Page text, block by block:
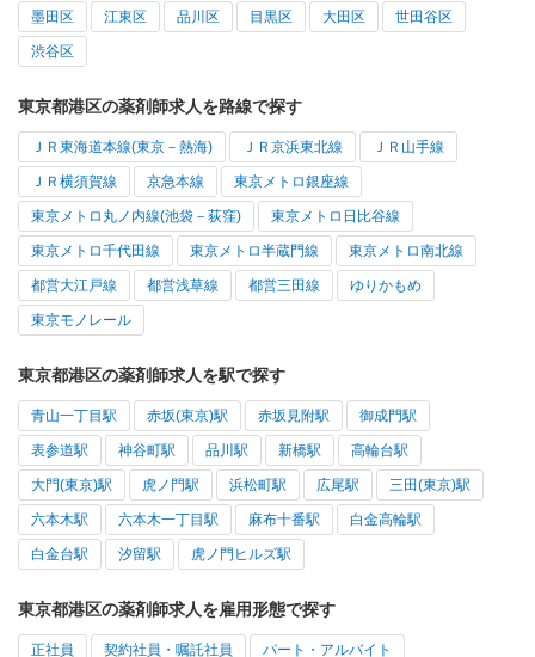
墨田区 江東区 品川区 目黒区 大田区 世田谷区
渋谷区
東京都港区の薬剤師求人を路線で探す
ＪＲ東海道本線(東京－熱海) ＪＲ京浜東北線 ＪＲ山手線
ＪＲ横須賀線 京急本線 東京メトロ銀座線
東京メトロ丸ノ内線(池袋－荻窪) 東京メトロ日比谷線
東京メトロ千代田線 東京メトロ半蔵門線 東京メトロ南北線
都営大江戸線 都営浅草線 都営三田線 ゆりかもめ
東京モノレール
東京都港区の薬剤師求人を駅で探す
青山一丁目駅 赤坂(東京)駅 赤坂見附駅 御成門駅
表参道駅 神谷町駅 品川駅 新橋駅 高輪台駅
大門(東京)駅 虎ノ門駅 浜松町駅 広尾駅 三田(東京)駅
六本木駅 六本木一丁目駅 麻布十番駅 白金高輪駅
白金台駅 汐留駅 虎ノ門ヒルズ駅
東京都港区の薬剤師求人を雇用形態で探す
正社員 契約社員・嘱託社員 パート・アルバイト